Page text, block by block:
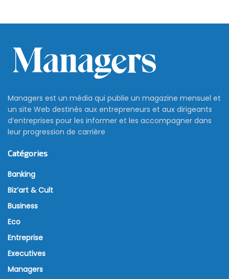
Managers est un média qui publie un magazine mensuel et
un site Web destinés aux entrepreneurs et aux dirigeants
d’entreprises pour les informer et les accompagner dans
leur progression de carrière
Catégories
Banking
Biz’art & Cult
Business
Eco
Entreprise
Executives
Managers